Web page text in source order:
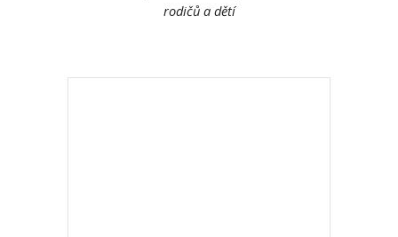
rodičů a dětí